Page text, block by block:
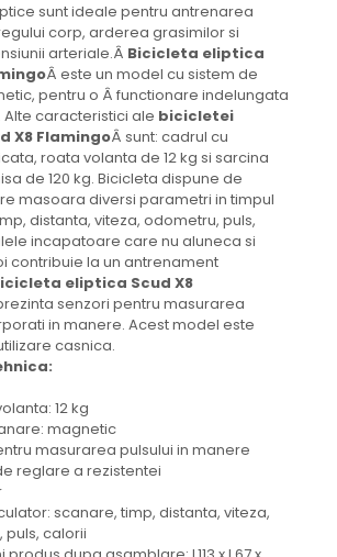
sunt ideale pentru antrenarea
corp, arderea grasimilor si
arteriale.Â Bicicleta eliptica
Â este un model cu sistem de
pentru o Â functionare indelungata
Alte caracteristici ale bicicletei
X8 FlamingoÂ sunt: cadrul cu
roata volanta de 12 kg si sarcina
de 120 kg. Bicicleta dispune de
masoara diversi parametri in timpul
distanta, viteza, odometru, puls,
incapatoare care nu aluneca si
contribuie la un antrenament
eliptica Scud X8
senzori pentru masurarea
in manere. Acest model este
casnica.
12 kg
magnetic
masurarea pulsului in manere
reglare a rezistentei
scanare, timp, distanta, viteza,
calorii